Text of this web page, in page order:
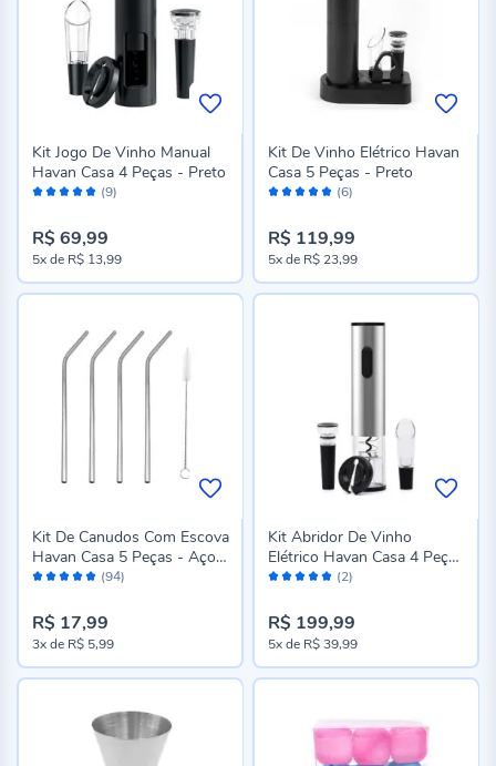
Avaliação: (9)
Kit Jogo De Vinho Manual
Havan Casa 4 Peças - Preto
R$ 69,99
5xde R$ 13,99
Avaliação: (6)
Kit De Vinho Elétrico Havan
Casa 5 Peças - Preto
R$ 119,99
5xde R$ 23,99
Avaliação: (94)
Kit De Canudos Com Escova
Havan Casa 5 Peças - Aço
inox
R$ 17,99
3xde R$ 5,99
Avaliação: (2)
Kit Abridor De Vinho
Elétrico Havan Casa 4 Peças
- Prata
R$ 199,99
5xde R$ 39,99